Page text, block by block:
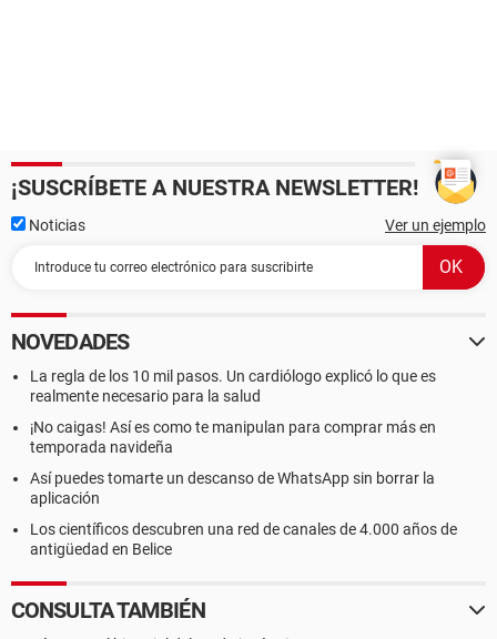
¡SUSCRÍBETE A NUESTRA NEWSLETTER!
Noticias Ver un ejemplo
NOVEDADES
La regla de los 10 mil pasos. Un cardiólogo explicó lo que es
realmente necesario para la salud
¡No caigas! Así es como te manipulan para comprar más en
temporada navideña
Así puedes tomarte un descanso de WhatsApp sin borrar la
aplicación
Los científicos descubren una red de canales de 4.000 años de
antigüedad en Belice
CONSULTA TAMBIÉN